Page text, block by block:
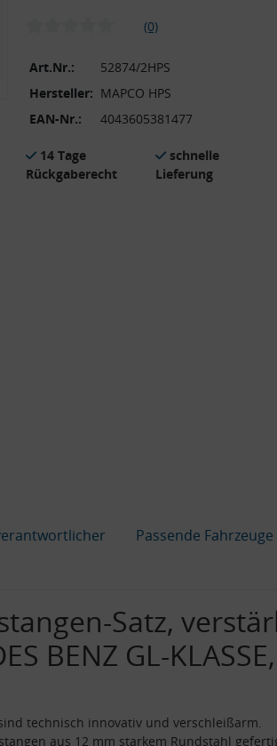
(0)
Art.Nr.:
52874/2HPS
Hersteller: MAPCO HPS
EAN-Nr.:
4043605381477
14 Tage
Rückgaberecht
schnelle
Lieferung
Passende Fahrzeuge
Satz,
BENZ GL-
technisch innovativ und verschleißarm.
aus 12 mm starkem Rundstahl